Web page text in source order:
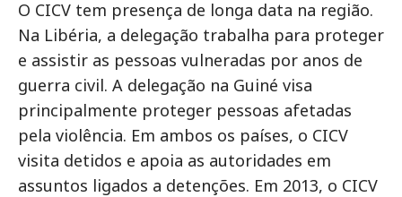
O CICV tem presença de longa data na região.
Na Libéria, a delegação trabalha para proteger
e assistir as pessoas vulneradas por anos de
guerra civil. A delegação na Guiné visa
principalmente proteger pessoas afetadas
pela violência. Em ambos os países, o CICV
visita detidos e apoia as autoridades em
assuntos ligados a detenções. Em 2013, o CICV